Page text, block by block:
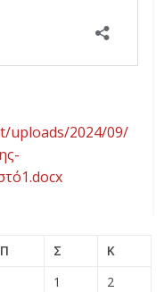
uploads/2024/09/
Π Σ
Κ
1
2